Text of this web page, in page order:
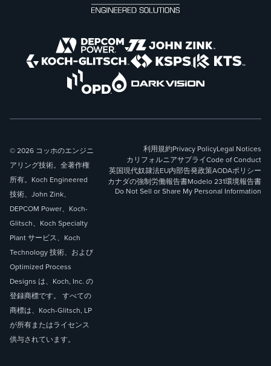
© 2026 コッホのエンジニ
アリング技術。全著作権
所有。Koch Engineered
技術、John Zink、
DEPCOM Power、Koch-
Glitsch、Koch Specialty
Plant サービス、Koch
Technology 技術、および
Optimized Process
Designs は、Koch, Inc. の
登録商標です。 すべての
商標は、Koch-Glitsch, LP
が所有またはライセンス
供与されています。
利用規約Privacy PolicyLegal Notices
カリフォルニアサプライCode of Conduct
英国現代奴隷法EU内部告発政策AODAポリシー
カナダの強制労働報告書Modelo 231環境報告書
Do Not Sell or Share My Personal Information